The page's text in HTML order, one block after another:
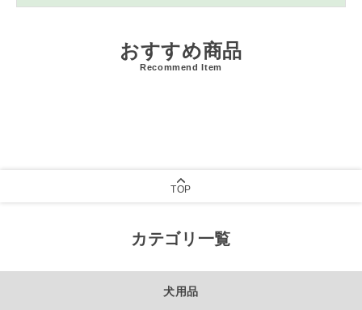
おすすめ商品
Recommend Item
TOP
カテゴリ一覧
犬用品